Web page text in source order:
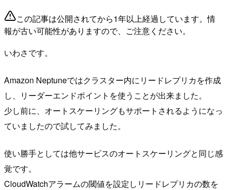
この記事は公開されてから1年以上経過しています。情
報が古い可能性がありますので、ご注意ください。
いわさです。
Amazon Neptuneではクラスター内にリードレプリカを作成
し、リーダーエンドポイントを使うことが出来ました。
少し前に、オートスケーリングもサポートされるようになっ
ていましたので試してみました。
使い勝手としては他サービスのオートスケーリングと同じ感
覚です。
CloudWatchアラームの閾値を設定しリードレプリカの数を